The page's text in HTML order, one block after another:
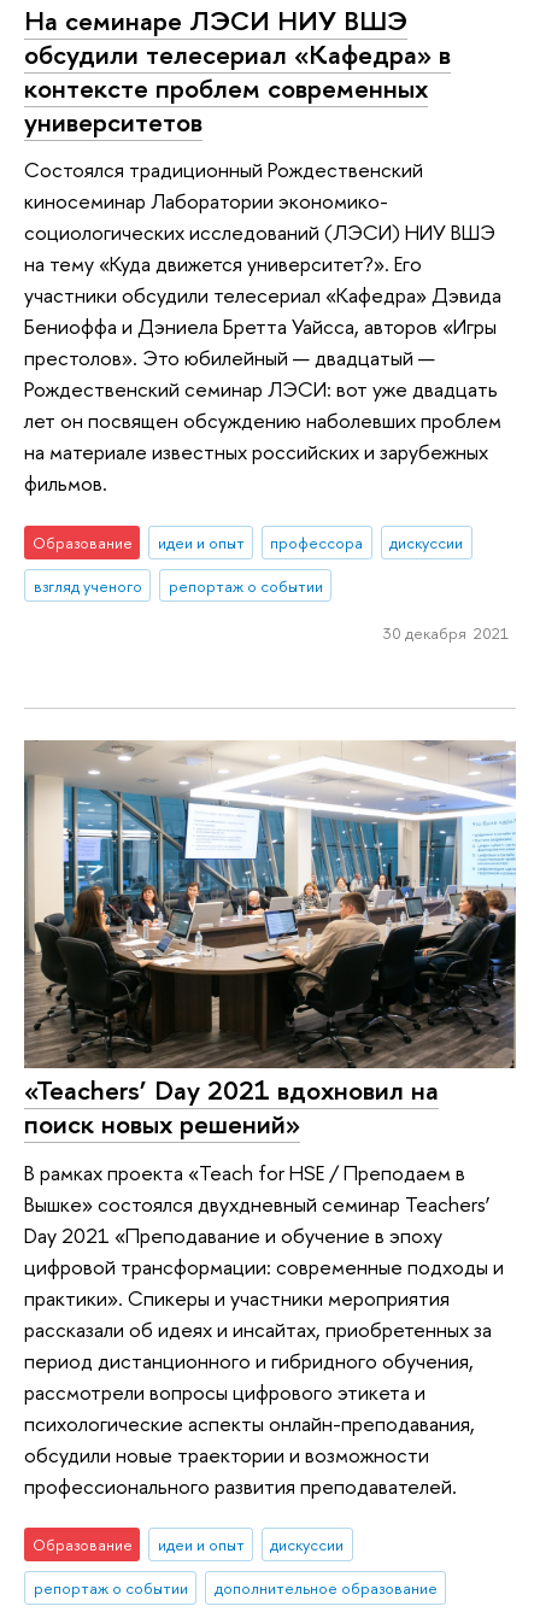
На семинаре ЛЭСИ НИУ ВШЭ
обсудили телесериал «Кафедра» в
контексте проблем современных
университетов
Состоялся традиционный Рождественский
киносеминар Лаборатории экономико-
социологических исследований (ЛЭСИ) НИУ ВШЭ
на тему «Куда движется университет?». Его
участники обсудили телесериал «Кафедра» Дэвида
Бениоффа и Дэниела Бретта Уайсса, авторов «Игры
престолов». Это юбилейный — двадцатый —
Рождественский семинар ЛЭСИ: вот уже двадцать
лет он посвящен обсуждению наболевших проблем
на материале известных российских и зарубежных
фильмов.
Образование идеи и опыт профессора
дискуссии
взгляд ученого
репортаж о событии
30 декабря 2021
«Teachers’ Day 2021 вдохновил на
поиск новых решений»
В рамках проекта «Teach for HSE / Преподаем в
Вышке» состоялся двухдневный семинар Teachers’
Day 2021 «Преподавание и обучение в эпоху
цифровой трансформации: современные подходы и
практики». Спикеры и участники мероприятия
рассказали об идеях и инсайтах, приобретенных за
период дистанционного и гибридного обучения,
рассмотрели вопросы цифрового этикета и
психологические аспекты онлайн-преподавания,
обсудили новые траектории и возможности
профессионального развития преподавателей.
Образование идеи и опыт
дискуссии
репортаж о событии
дополнительное образование